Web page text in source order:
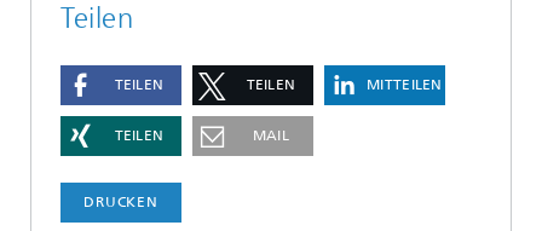
Teilen
TEILEN TEILEN MITTEILEN
TEILEN MAIL
DRUCKEN